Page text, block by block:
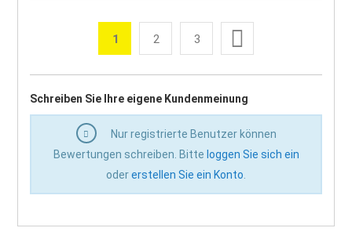
Seite
Sie lesen gerade die Seite
1 Seite
2 Seite
3
Schreiben Sie Ihre eigene Kundenmeinung
Nur registrierte Benutzer können
Bewertungen schreiben. Bitte loggen Sie sich ein
odererstellen Sie ein Konto.